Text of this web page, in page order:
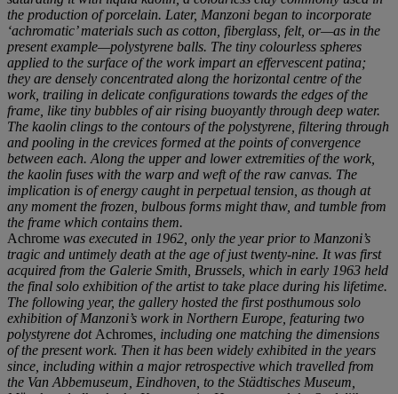
the production of porcelain. Later, Manzoni began to incorporate
‘achromatic’ materials such as cotton, fiberglass, felt, or—as in the
present example—polystyrene balls. The tiny colourless spheres
applied to the surface of the work impart an effervescent patina;
they are densely concentrated along the horizontal centre of the
work, trailing in delicate configurations towards the edges of the
frame, like tiny bubbles of air rising buoyantly through deep water.
The kaolin clings to the contours of the polystyrene, filtering through
and pooling in the crevices formed at the points of convergence
between each. Along the upper and lower extremities of the work,
the kaolin fuses with the warp and weft of the raw canvas. The
implication is of energy caught in perpetual tension, as though at
any moment the frozen, bulbous forms might thaw, and tumble from
the frame which contains them.
Achrome was executed in 1962, only the year prior to Manzoni’s
tragic and untimely death at the age of just twenty-nine. It was first
acquired from the Galerie Smith, Brussels, which in early 1963 held
the final solo exhibition of the artist to take place during his lifetime.
The following year, the gallery hosted the first posthumous solo
exhibition of Manzoni’s work in Northern Europe, featuring two
polystyrene dot Achromes , including one matching the dimensions
of the present work. Then it has been widely exhibited in the years
since, including within a major retrospective which travelled from
the Van Abbemuseum, Eindhoven, to the Städtisches Museum,